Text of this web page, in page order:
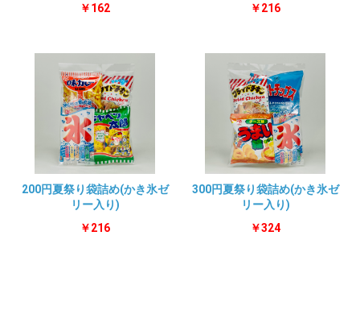
￥162
￥216
200円夏祭り袋詰め(かき氷ゼ
リー入り)
￥216
300円夏祭り袋詰め(かき氷ゼ
リー入り)
￥324